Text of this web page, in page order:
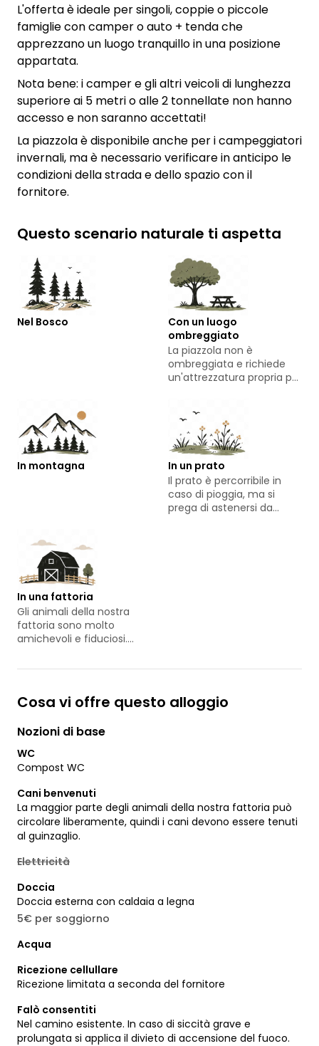
L'offerta è ideale per singoli, coppie o piccole
famiglie con camper o auto + tenda che
apprezzano un luogo tranquillo in una posizione
appartata.
Nota bene: i camper e gli altri veicoli di lunghezza
superiore ai 5 metri o alle 2 tonnellate non hanno
accesso e non saranno accettati!
La piazzola è disponibile anche per i campeggiatori
invernali, ma è necessario verificare in anticipo le
condizioni della strada e dello spazio con il
fornitore.
Questo scenario naturale ti aspetta
Nel Bosco
Con un luogo
ombreggiato
La piazzola non è
ombreggiata e richiede
un'attrezzatura propria per
riparo in caso di caldo.
In montagna
In un prato
Il prato è percorribile in
caso di pioggia, ma si
prega di astenersi da
In una fattoria
Gli animali della nostra
fattoria sono molto
amichevoli e fiduciosi.
non visitarli senza la nostra
loro da mangiare.
Cosa vi offre questo alloggio
Nozioni di base
WC
Compost WC
Cani benvenuti
La maggior parte degli animali della nostra fattoria può
circolare liberamente, quindi i cani devono essere tenuti
al guinzaglio.
Elettricità
Doccia
Doccia esterna con caldaia a legna
5€ per soggiorno
Acqua
Ricezione cellullare
Ricezione limitata a seconda del fornitore
Falò consentiti
Nel camino esistente. In caso di siccità grave e
prolungata si applica il divieto di accensione del fuoco.